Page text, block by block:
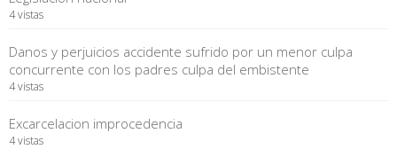
4 vistas
Danos y perjuicios accidente sufrido por un menor culpa
concurrente con los padres culpa del embistente
4 vistas
Excarcelacion improcedencia
4 vistas